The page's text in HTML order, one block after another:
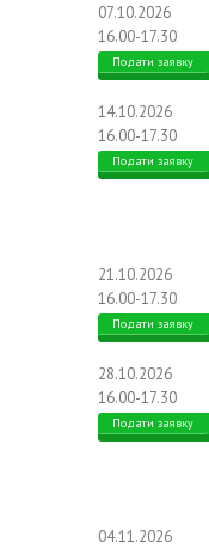
07.10.2026
16.00-17.30
Подати заявку
14.10.2026
16.00-17.30
Подати заявку
21.10.2026
16.00-17.30
Подати заявку
28.10.2026
16.00-17.30
Подати заявку
04.11.2026